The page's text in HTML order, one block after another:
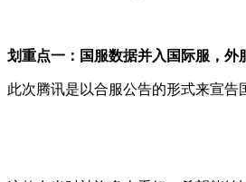
划重点一：国服数据并入国际服，外
此次腾讯是以合服公告的形式来宣告